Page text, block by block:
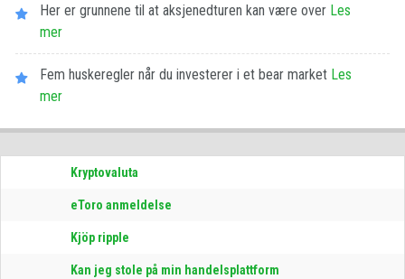
Her er grunnene til at aksjenedturen kan være over Les​ ​
mer
Fem huskeregler når du investerer i et bear market Les​ ​
mer
Kryptovaluta
eToro anmeldelse
Kjöp ripple
Kan jeg stole på min handelsplattform